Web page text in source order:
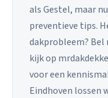
als Gestel, maar
preventieve tips.
dakprobleem? Bel
kijk op
voor een
Eindhoven lossen